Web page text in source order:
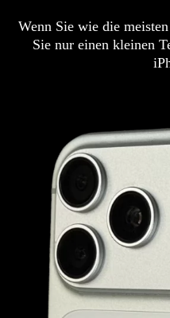
Wenn Sie wie die
Sie nur einen kleinen